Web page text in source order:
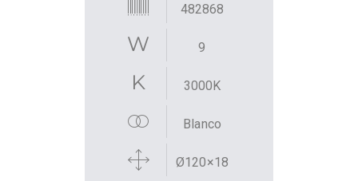
482868
9
3000K
Blanco
Ø120×18